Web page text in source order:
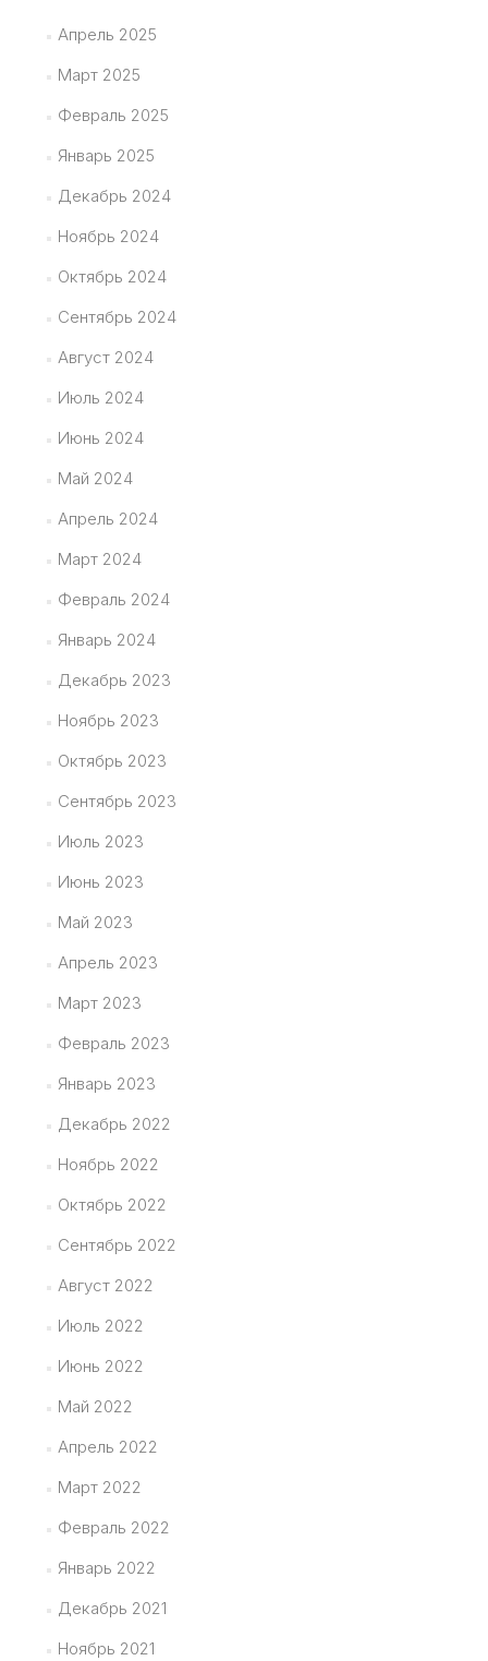
Апрель 2025
Март 2025
Февраль 2025
Январь 2025
Декабрь 2024
Ноябрь 2024
Октябрь 2024
Сентябрь 2024
Август 2024
Июль 2024
Июнь 2024
Май 2024
Апрель 2024
Март 2024
Февраль 2024
Январь 2024
Декабрь 2023
Ноябрь 2023
Октябрь 2023
Сентябрь 2023
Июль 2023
Июнь 2023
Май 2023
Апрель 2023
Март 2023
Февраль 2023
Январь 2023
Декабрь 2022
Ноябрь 2022
Октябрь 2022
Сентябрь 2022
Август 2022
Июль 2022
Июнь 2022
Май 2022
Апрель 2022
Март 2022
Февраль 2022
Январь 2022
Декабрь 2021
Ноябрь 2021